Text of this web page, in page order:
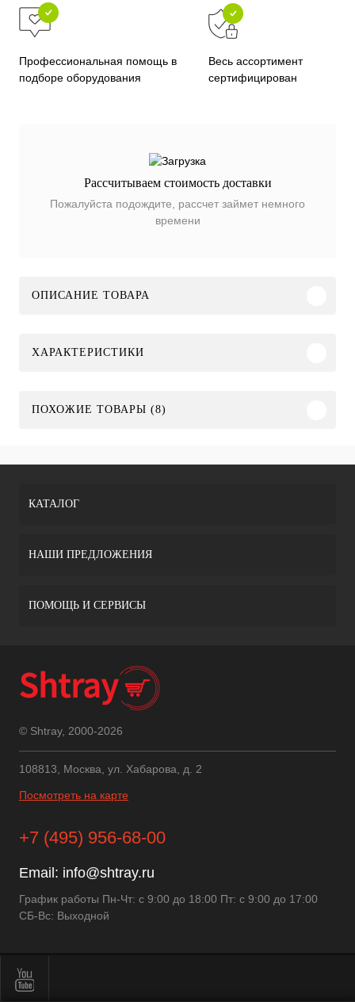
Профессиональная помощь в
подборе оборудования
Весь ассортимент
сертифицирован
Рассчитываем стоимость доставки
Пожалуйста подождите, рассчет займет немного
времени
ОПИСАНИЕ ТОВАРА
ХАРАКТЕРИСТИКИ
ПОХОЖИЕ ТОВАРЫ (8)
КАТАЛОГ
НАШИ ПРЕДЛОЖЕНИЯ
ПОМОЩЬ И СЕРВИСЫ
© Shtray, 2000-2026
108813, Москва, ул. Хабарова, д. 2
Посмотреть на карте
+7 (495) 956-68-00
Email: info@shtray.ru
График работы Пн-Чт: с 9:00 до 18:00 Пт: с 9:00 до 17:00
СБ-Вс: Выходной